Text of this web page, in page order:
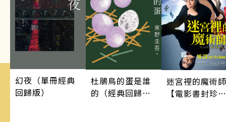
幻夜（單冊經典
回歸版）
杜鵑鳥的蛋是誰
的（經典回歸
迷宮裡的魔術師
【電影書封珍藏